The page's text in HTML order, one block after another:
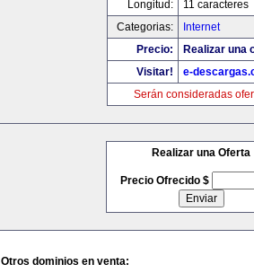
Longitud:
11 caracteres
Categorias:
Internet
Precio:
Realizar una
Visitar!
e-
Serán consideradas
Realizar una Oferta
Precio Ofrecido $
Otros dominios en venta: